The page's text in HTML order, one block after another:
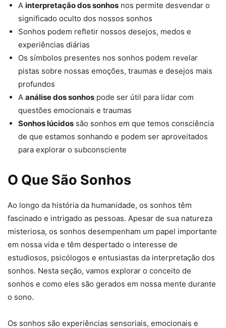
A interpretação dos sonhos nos permite desvendar o
significado oculto dos nossos sonhos
Sonhos podem refletir nossos desejos, medos e
experiências diárias
Os símbolos presentes nos sonhos podem revelar
pistas sobre nossas emoções, traumas e desejos mais
profundos
A análise dos sonhos pode ser útil para lidar com
questões emocionais e traumas
Sonhos lúcidos são sonhos em que temos consciência
de que estamos sonhando e podem ser aproveitados
para explorar o subconsciente
O Que São Sonhos
Ao longo da história da humanidade, os sonhos têm
fascinado e intrigado as pessoas. Apesar de sua natureza
misteriosa, os sonhos desempenham um papel importante
em nossa vida e têm despertado o interesse de
estudiosos, psicólogos e entusiastas da interpretação dos
sonhos. Nesta seção, vamos explorar o conceito de
sonhos e como eles são gerados em nossa mente durante
o sono.
Os sonhos são experiências sensoriais, emocionais e